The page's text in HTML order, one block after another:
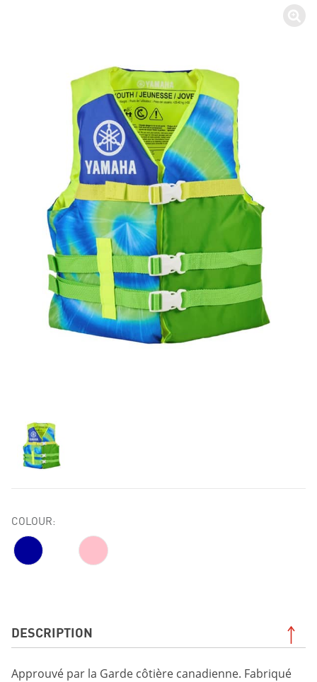
COLOUR:
DESCRIPTION
Approuvé par la Garde côtière canadienne. Fabriqué